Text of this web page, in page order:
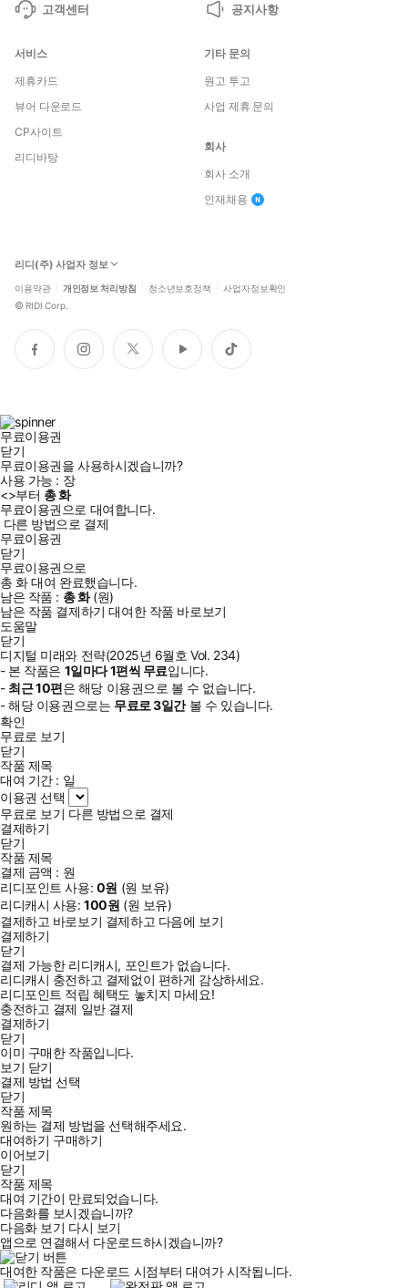
고객센터 공지사항
서비스
제휴카드
뷰어 다운로드
CP사이트
리디바탕
기타 문의
원고 투고
사업 제휴 문의
회사
회사 소개
인재채용
리디(주) 사업자 정보
이용약관 개인정보 처리방침 청소년보호정책 사업자정보확인
© RIDI Corp.
페
이
인
스
트
위
유
튜
틱
톡
무료이용권
닫기
무료이용권을 사용하시겠습니까?
사용 가능 : 장
<>부터 총화
무료이용권으로 대여합니다.
다른 방법으로 결제
무료이용권
닫기
무료이용권으로
총 화대여 완료했습니다.
남은 작품 : 총화(원)
남은 작품 결제하기 대여한 작품 바로보기
도움말
닫기
디지털 미래와 전략(2025년 6월호 Vol. 234)
- 본 작품은 1일마다1편씩 무료입니다.
- 최근10편은 해당 이용권으로 볼 수 없습니다.
- 해당 이용권으로는 무료로3일간볼 수 있습니다.
확인
무료로 보기
닫기
작품 제목
대여 기간 : 일
이용권 선택
무료로 보기 다른 방법으로 결제
결제하기
닫기
작품 제목
결제 금액 : 원
리디포인트 사용: 0원 (원 보유)
리디캐시 사용:100원 (원 보유)
결제하고 바로보기 결제하고 다음에 보기
결제하기
닫기
결제 가능한 리디캐시, 포인트가 없습니다.
리디캐시 충전하고 결제없이 편하게 감상하세요.
리디포인트 적립 혜택도 놓치지 마세요!
충전하고 결제 일반 결제
결제하기
닫기
이미 구매한 작품입니다.
보기 닫기
결제 방법 선택
닫기
작품 제목
원하는 결제 방법을 선택해주세요.
대여하기 구매하기
이어보기
닫기
작품 제목
대여 기간이 만료되었습니다.
다음화를 보시겠습니까?
다음화 보기 다시 보기
앱으로 연결해서 다운로드하시겠습니까?
대여한 작품은 다운로드 시점부터 대여가 시작됩니다.